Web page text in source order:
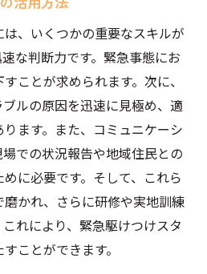
ティングのコツ
のマニュアル
ニケーション
ートで安心！緊急駆けつけ
する方法
ら学ぶポイント
ト体制
とのメリット
ョンの重要性
、いくつかの重要なスキルが
な判断力です。緊急事態にお
ことが求められます。次に、
ルの原因を迅速に見極め、適
ます。また、コミュニケーシ
での状況報告や地域住民との
に必要です。そして、これら
かれ、さらに研修や実地訓練
れにより、緊急駆けつけスタ
ことができます。